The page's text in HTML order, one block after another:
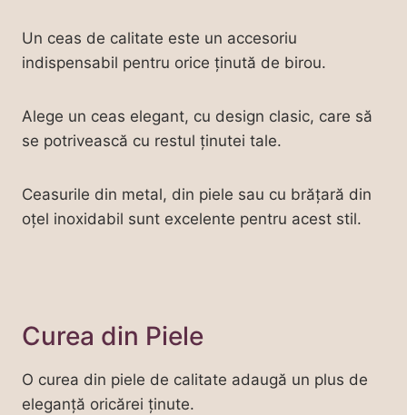
Un ceas de calitate este un accesoriu
indispensabil pentru orice ținută de birou.
Alege un ceas elegant, cu design clasic, care să
se potrivească cu restul ținutei tale.
Ceasurile din metal, din piele sau cu brățară din
oțel inoxidabil sunt excelente pentru acest stil.
Curea din Piele
O curea din piele de calitate adaugă un plus de
eleganță oricărei ținute.